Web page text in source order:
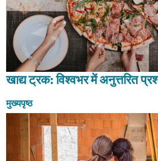
खाद्य ट्रक: विश्वभर में अनुत्तरित
मुख्यपृष्ठ